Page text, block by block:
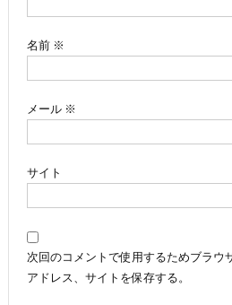
名前 ※
メール ※
サイト
次回のコメントで使用するためブラウ
アドレス、サイトを保存する。